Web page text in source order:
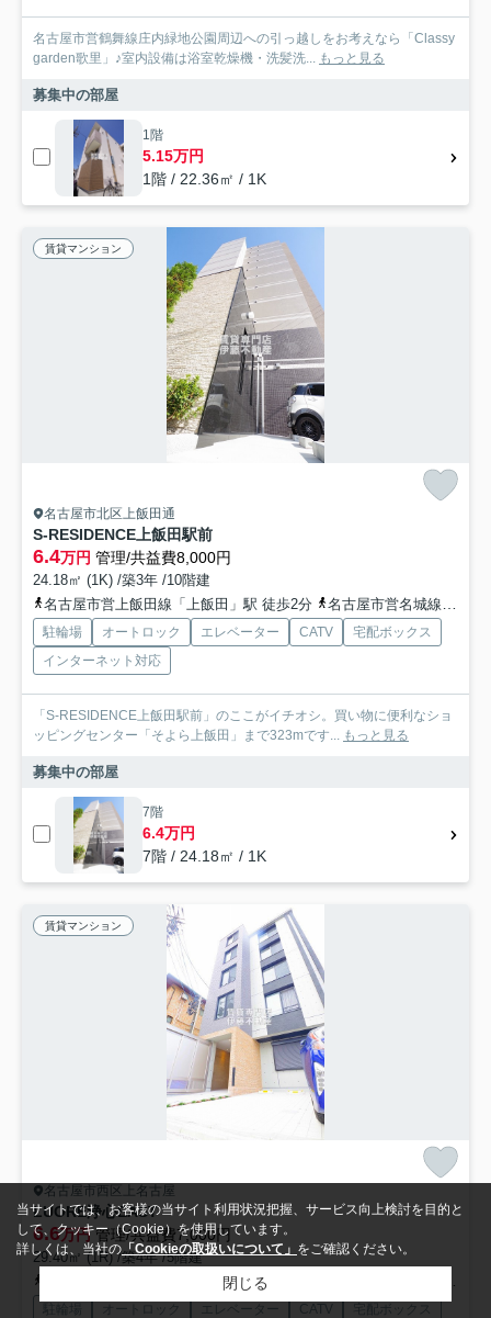
名古屋市営鶴舞線庄内緑地公園周辺への引っ越しをお考えなら「Classy
garden歌里」♪室内設備は浴室乾燥機・洗髪洗...
もっと見る
募集中の部屋
1階
5.15万円
1階 / 22.36㎡ / 1K
賃貸マンション
名古屋市北区上飯田通
S-RESIDENCE上飯田駅前
6.4万円 管理/共益費8,000円
24.18㎡ (1K) /築3年 /10階建
名古屋市営上飯田線「上飯田」駅 徒歩2分
名古屋市営名城線「平安通」駅 徒歩10分
駐輪場 オートロック エレベーター CATV
宅配ボックス
インターネット対応
「S-RESIDENCE上飯田駅前」のここがイチオシ。買い物に便利なショ
ッピングセンター「そよら上飯田」まで323mです...
もっと見る
募集中の部屋
7階
6.4万円
7階 / 24.18㎡ / 1K
賃貸マンション
名古屋市西区上名古屋
LUORE浄心EAST
6.6万円管理/共益費7,000円
29.40㎡ (1R) /築4年 /5階建
名古屋市営鶴舞線「浄心」駅 徒歩5分
駐輪場 オートロック エレベーター CATV 宅配ボックス
当サイトでは、お客様の当サイト利用状況把握、サービス向上検討を目的と
して、クッキー（Cookie）を使用しています。
詳しくは、当社の「Cookieの取扱いについて」 をご確認ください。
閉じる